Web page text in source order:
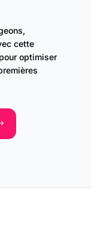
cette
optimiser